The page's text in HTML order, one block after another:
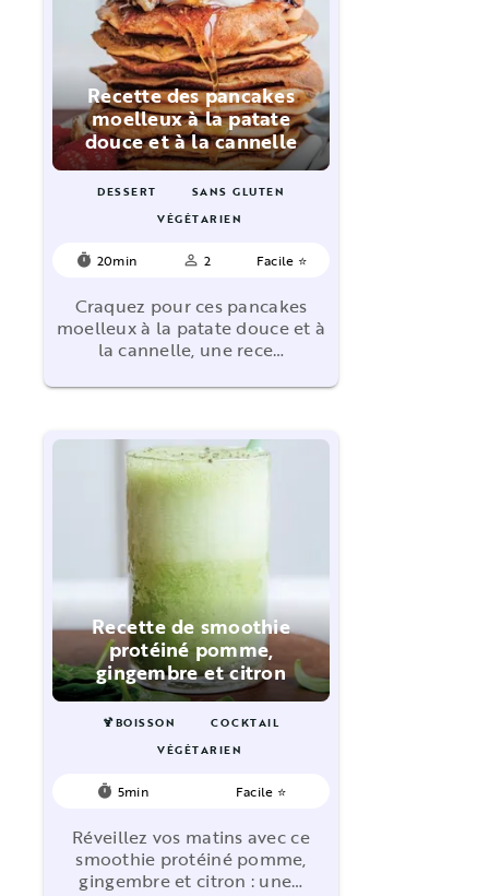
Recette des pancakes
moelleux à la patate
douce et à la cannelle
DESSERT
SANS GLUTEN
VÉGÉTARIEN
timer 20min person_outline 2 Facile ⭐
Craquez pour ces pancakes
moelleux à la patate douce et à
la cannelle, une rece…
Recette de smoothie
protéiné pomme,
gingembre et citron
🍹BOISSON
COCKTAIL
VÉGÉTARIEN
timer 5min Facile ⭐
Réveillez vos matins avec ce
smoothie protéiné pomme,
gingembre et citron : une…